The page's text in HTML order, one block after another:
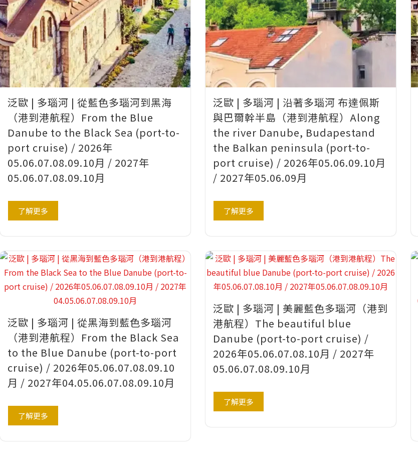
泛歐 | 多瑙河 | 從藍色多瑙河到黑海
（港到港航程）From the Blue
Danube to the Black Sea (port-to-
port cruise) / 2026年
05.06.07.08.09.10月 / 2027年
05.06.07.08.09.10月
了解更多
泛歐 | 多瑙河 | 沿著多瑙河 布達佩斯
與巴爾幹半島（港到港航程）Along
the river Danube, Budapestand
the Balkan peninsula (port-to-
port cruise) / 2026年05.06.09.10月
/ 2027年05.06.09月
了解更多
泛歐 | 多瑙河 | 從黑海到藍色多瑙河
（港到港航程）From the Black Sea
to the Blue Danube (port-to-port
cruise) / 2026年05.06.07.08.09.10
月 / 2027年04.05.06.07.08.09.10月
了解更多
泛歐 | 多瑙河 | 美麗藍色多瑙河（港到
港航程）The beautiful blue
Danube (port-to-port cruise) /
2026年05.06.07.08.10月 / 2027年
05.06.07.08.09.10月
了解更多